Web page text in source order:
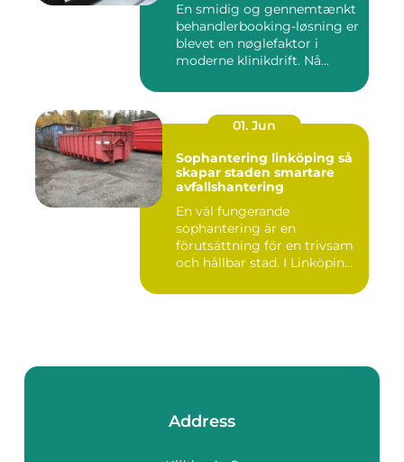
En smidig og gennemtænkt
behandlerbooking-løsning er
blevet en nøglefaktor i
moderne klinikdrift. Nå...
01. Jun
Sophantering linköping så
skapar staden smartare
avfallshantering
En väl fungerande
sophantering är en
förutsättning för en trivsam
och hållbar stad. I Linköping
Address